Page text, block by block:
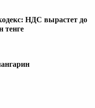
НДС вырастет до
тенге